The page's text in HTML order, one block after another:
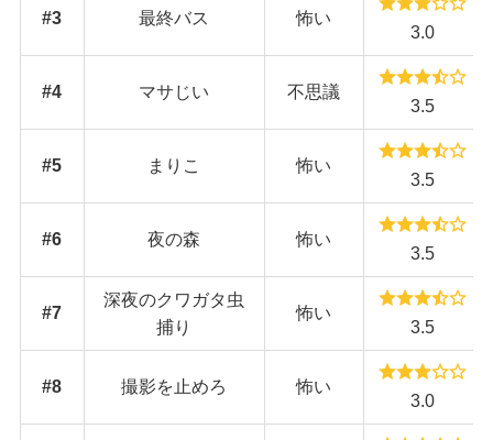
#3 最終バス 怖い
3.0
#4 マサじい 不思議
3.5
#5 まりこ 怖い
3.5
#6 夜の森 怖い
3.5
#7
深夜のクワガタ虫
捕り
怖い
3.5
#8 撮影を止めろ 怖い
3.0